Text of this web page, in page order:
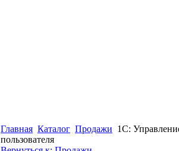
Главная Каталог Продажи 1С:
пользователя